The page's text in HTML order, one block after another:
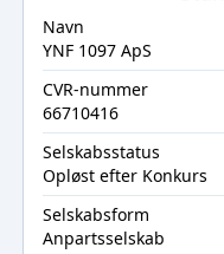
Navn
YNF 1097 ApS
CVR-nummer
66710416
Selskabsstatus
Opløst efter Konkurs
Selskabsform
Anpartsselskab